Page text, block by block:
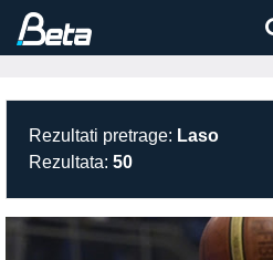
Rezultati pretrage: Laso
Rezultata: 50